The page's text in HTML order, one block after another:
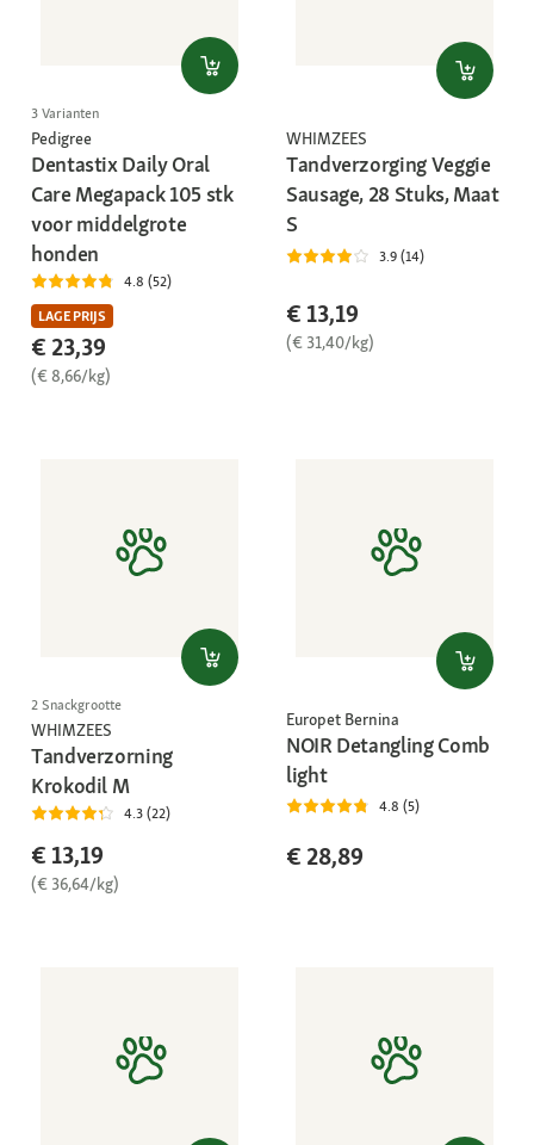
3 Varianten
Pedigree
Dentastix Daily Oral
Care Megapack 105 stk
voor middelgrote
honden
4.8 (52)
LAGE PRIJS
€ 23,39
(€ 8,66/kg)
WHIMZEES
Tandverzorging Veggie
Sausage, 28 Stuks, Maat
S
3.9 (14)
€ 13,19
(€ 31,40/kg)
2 Snackgrootte
WHIMZEES
Tandverzorning
Krokodil M
4.3 (22)
€ 13,19
(€ 36,64/kg)
Europet Bernina
NOIR Detangling Comb
light
4.8 (5)
€ 28,89